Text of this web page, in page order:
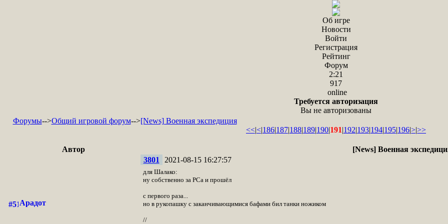
Об игре
Новости
Войти
Регистрация
Рейтинг
Форум
2:21
917
online
Требуется авторизация
Вы не авторизованы
Форумы-->Общий игровой форум-->[News] Военная экспедиция
<<|<|186|187|188|189|190|191|192|193|194|195|196|>|>>
Автор [News] Военная
Арадот
3801 2021-08-15 16:27:57
для Шалако:
ну собственно за РСа и прошёл
с первого раза...
но в рукопашку с заканчивающимися бафами бил танки ножиком
//